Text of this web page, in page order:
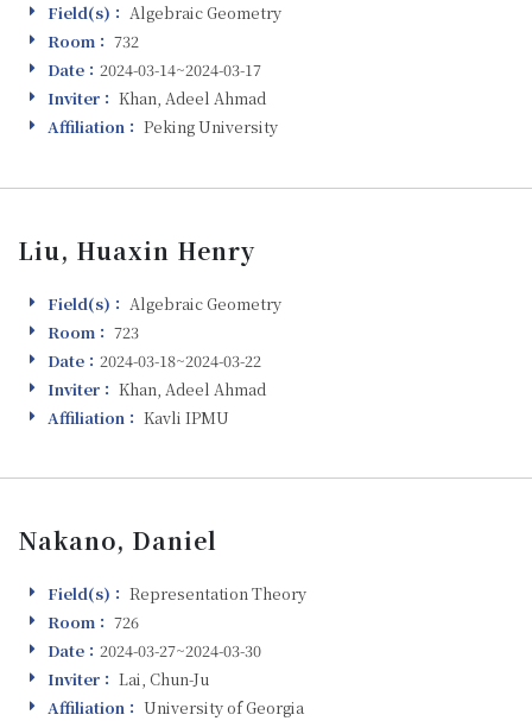
Field(s)
Field(s)： Algebraic Geometry
Room
Room： 732
Visiting
Date： 2024-03-14~2024-03-17
Inviter
Inviter： Khan, Adeel Ahmad
Affiliation
Affiliation： Peking University
Liu, Huaxin Henry
Field(s)
Field(s)： Algebraic Geometry
Room
Room： 723
Visiting
Date： 2024-03-18~2024-03-22
Inviter
Inviter： Khan, Adeel Ahmad
Affiliation
Affiliation： Kavli IPMU
Nakano, Daniel
Field(s)
Field(s)： Representation Theory
Room
Room： 726
Visiting
Date： 2024-03-27~2024-03-30
Inviter
Inviter： Lai, Chun-Ju
Affiliation
Affiliation： University of Georgia